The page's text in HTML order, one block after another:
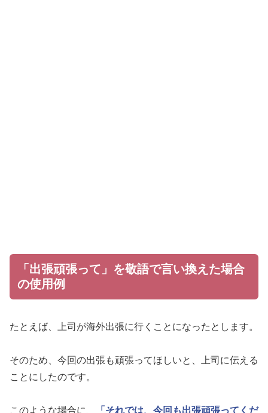
「出張頑張って」を敬語で言い換えた場合
の使用例
たとえば、上司が海外出張に行くことになったとします。
そのため、今回の出張も頑張ってほしいと、上司に伝える
ことにしたのです。
このような場合に、
「それでは、今回も出張頑張ってくだ